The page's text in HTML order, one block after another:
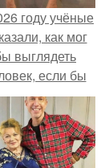
году учёные
как мог
выглядеть
если бы
его тело
для
в